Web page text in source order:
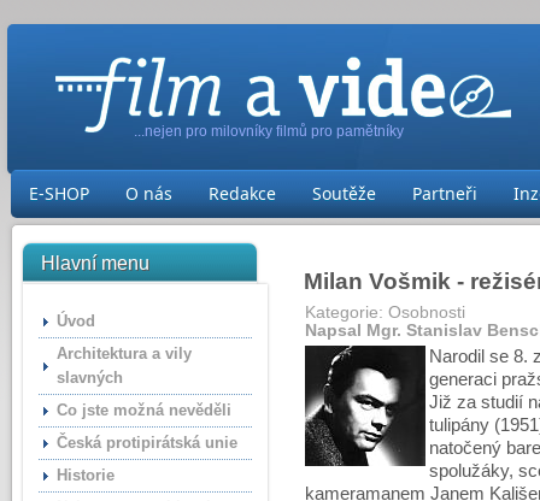
...nejen pro milovníky filmů pro pamětníky
E-SHOP O nás Redakce Soutěže Partneři
Hlavní menu
Úvod
Architektura a vily
slavných
Co jste možná nevěděli
Česká protipirátská unie
Historie
Milan Vošmik -
Kategorie: Osobnosti
Napsal Mgr. Stanislav
Narodil se 8.
generaci
Již za studií
tulipány
natočený
spolužáky,
kameramanem Janem